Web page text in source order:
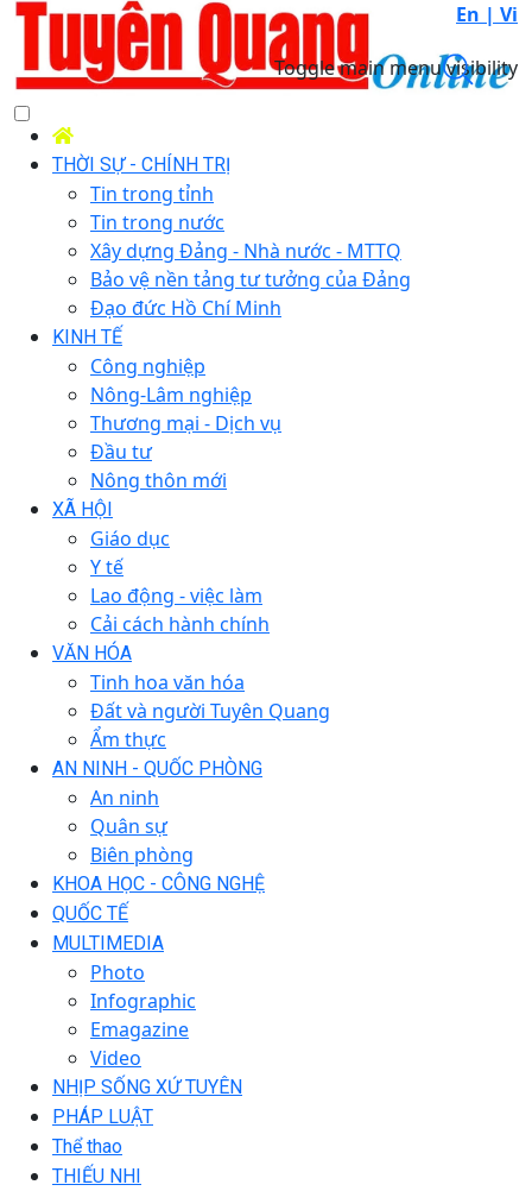
En | Vi
Toggle main menu visibility
THỜI SỰ - CHÍNH TRỊ
Tin trong tỉnh
Tin trong nước
Xây dựng Đảng - Nhà nước - MTTQ
Bảo vệ nền tảng tư tưởng của Đảng
Đạo đức Hồ Chí Minh
KINH TẾ
Công nghiệp
Nông-Lâm nghiệp
Thương mại - Dịch vụ
Đầu tư
Nông thôn mới
XÃ HỘI
Giáo dục
Y tế
Lao động - việc làm
Cải cách hành chính
VĂN HÓA
Tinh hoa văn hóa
Đất và người Tuyên Quang
Ẩm thực
AN NINH - QUỐC PHÒNG
An ninh
Quân sự
Biên phòng
KHOA HỌC - CÔNG NGHỆ
QUỐC TẾ
MULTIMEDIA
Photo
Infographic
Emagazine
Video
NHỊP SỐNG XỨ TUYÊN
PHÁP LUẬT
Thể thao
THIẾU NHI